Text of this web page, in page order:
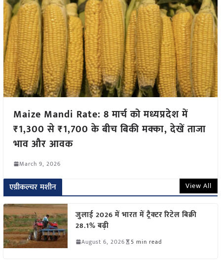
Maize Mandi Rate: 8 मार्च को मध्यप्रदेश में
₹1,300 से ₹1,700 के बीच बिकी मक्का, देखें ताजा
भाव और आवक
March 9, 2026
एग्रीकल्चर मशीन View All
जुलाई 2026 में भारत में ट्रैक्टर रिटेल बिक्री
28.1% बढ़ी
August 6, 2026 5 min read